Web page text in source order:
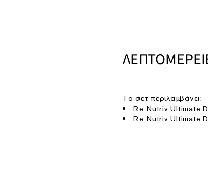
Το σετ περιλαμβάνει:
Re-Nutriv Ultimate
Re-Nutriv Ultimate